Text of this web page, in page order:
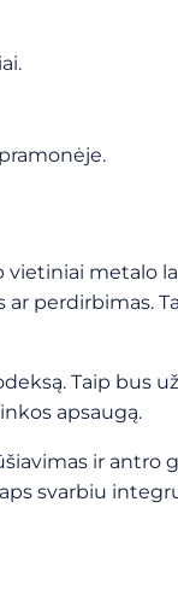
vietiniai metalo
Tai
Taip bus
apsaugą.
ir antro
svarbiu